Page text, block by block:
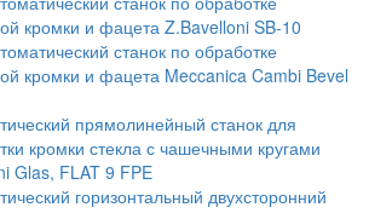
кромки и фацета Z.Bavelloni SB-10
станок по обработке
кромки и фацета Meccanica Cambi Bevel
прямолинейный станок для
кромки стекла с чашечными кругами
Glas, FLAT 9 FPE
горизонтальный двухсторонний